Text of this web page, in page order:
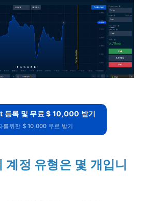
등록 및 무료 $ 10,000 받기
를위한 $ 10,000 무료 받기
정 유형은 몇 개입니